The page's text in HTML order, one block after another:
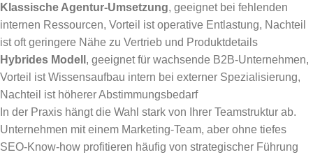
Klassische Agentur-Umsetzung, geeignet bei fehlenden
internen Ressourcen, Vorteil ist operative Entlastung, Nachteil
ist oft geringere Nähe zu Vertrieb und Produktdetails
Hybrides Modell , geeignet für wachsende B2B-Unternehmen,
Vorteil ist Wissensaufbau intern bei externer Spezialisierung,
Nachteil ist höherer Abstimmungsbedarf
In der Praxis hängt die Wahl stark von Ihrer Teamstruktur ab.
Unternehmen mit einem Marketing-Team, aber ohne tiefes
SEO-Know-how profitieren häufig von strategischer Führung